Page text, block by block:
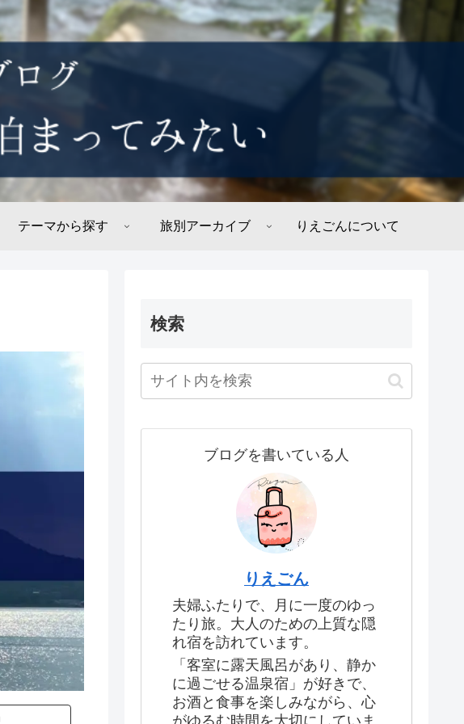
テーマから探す 旅別アーカイブ りえごんについて
検索
ブログを書いている人
りえごん
夫婦ふたりで、月に一度のゆっ
たり旅。大人のための上質な隠
れ宿を訪れています。
「客室に露天風呂があり、静か
に過ごせる温泉宿」が好きで、
お酒と食事を楽しみながら、心